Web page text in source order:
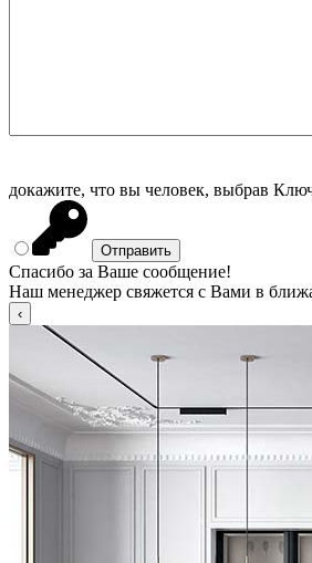
докажите, что вы человек, выбрав
Спасибо за Ваше сообщение!
Наш менеджер свяжется с Вами в